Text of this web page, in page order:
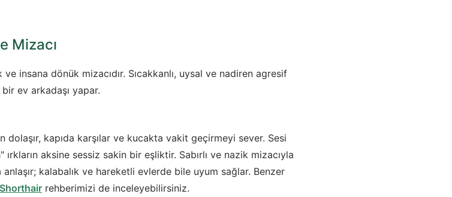
Mizacı
insana dönük mizacıdır. Sıcakkanlı, uysal ve nadiren agresif
bir ev arkadaşı yapar.
dolaşır, kapıda karşılar ve kucakta vakit geçirmeyi sever. Sesi
aksine sessiz sakin bir eşliktir. Sabırlı ve nazik mizacıyla
kalabalık ve hareketli evlerde bile uyum sağlar. Benzer
rehberimizi de inceleyebilirsiniz.